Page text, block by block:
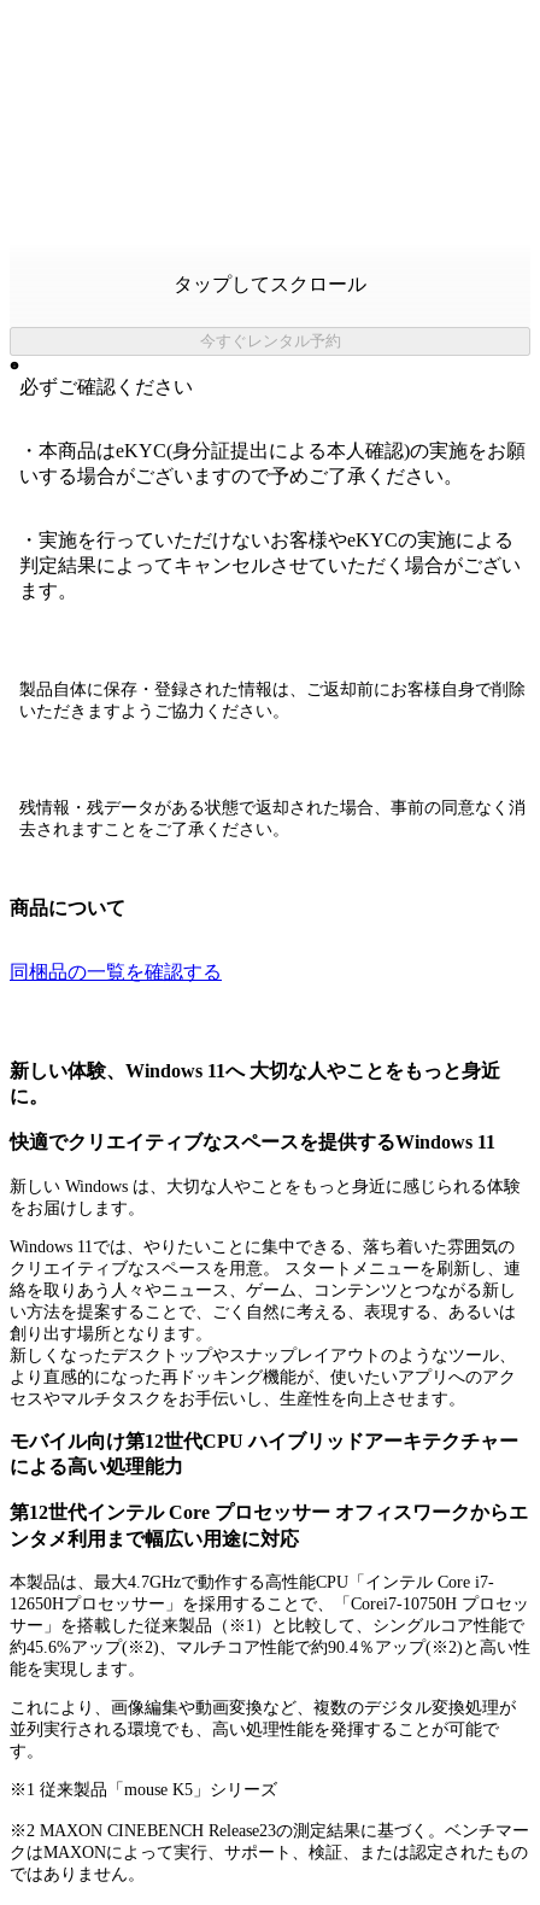
タップしてスクロール
今すぐレンタル予約
必ずご確認ください
・本商品はeKYC(身分証提出による本人確認)の実施をお願
いする場合がございますので予めご了承ください。
・実施を行っていただけないお客様やeKYCの実施による
判定結果によってキャンセルさせていただく場合がござい
ます。
製品自体に保存・登録された情報は、 ご返却前にお客様自身で削除
いただきますようご協力ください。
残情報・残データがある状態で返却された場合、 事前の同意なく消
去されますことをご了承ください。
商品について
同梱品の一覧を確認する
新しい体験、Windows 11へ 大切な人やことをもっと身近
に。
快適でクリエイティブなスペースを提供するWindows 11
新しい Windows は、大切な人やことをもっと身近に感じられる体験
をお届けします。
Windows 11では、やりたいことに集中できる、落ち着いた雰囲気の
クリエイティブなスペースを用意。 スタートメニューを刷新し、連
絡を取りあう人々やニュース、ゲーム、コンテンツとつながる新し
い方法を提案することで、ごく自然に考える、表現する、あるいは
創り出す場所となります。
新しくなったデスクトップやスナップレイアウトのようなツール、
より直感的になった再ドッキング機能が、使いたいアプリへのアク
セスやマルチタスクをお手伝いし、生産性を向上させます。
モバイル向け第12世代CPU ハイブリッドアーキテクチャー
による高い処理能力
第12世代インテル Core プロセッサー オフィスワークからエ
ンタメ利用まで幅広い用途に対応
本製品は、最大4.7GHzで動作する高性能CPU「インテル Core i7-
12650Hプロセッサー」を採用することで、「Corei7-10750H プロセッ
サー」を搭載した従来製品（※1）と比較して、シングルコア性能で
約45.6%アップ(※2)、マルチコア性能で約90.4％アップ(※2)と高い性
能を実現します。
これにより、画像編集や動画変換など、複数のデジタル変換処理が
並列実行される環境でも、高い処理性能を発揮することが可能で
す。
※1 従来製品「mouse K5」シリーズ
※2 MAXON CINEBENCH Release23の測定結果に基づく。ベンチマー
クはMAXONによって実行、サポート、検証、または認定されたもの
ではありません。